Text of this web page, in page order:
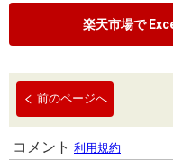
楽天市場で
前のページへ